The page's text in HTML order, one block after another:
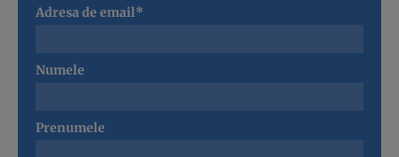
Adresa de email*
Numele
Prenumele